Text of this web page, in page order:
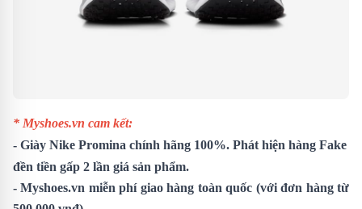
* Myshoes.vn cam kết:
- Giày Nike Promina chính hãng 100%. Phát hiện hàng Fake
đền tiền gấp 2 lần giá sản phẩm.
- Myshoes.vn miễn phí giao hàng toàn quốc (với đơn hàng từ